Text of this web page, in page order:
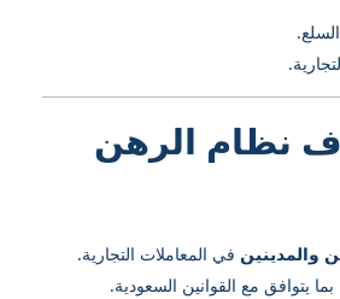
نظام الرهن
والمدينين في المعاملات التجارية.
يتوافق مع القوانين السعودية.